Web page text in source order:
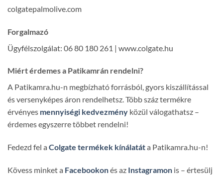
colgatepalmolive.com
Forgalmazó
Ügyfélszolgálat: 06 80 180 261 | www.colgate.hu
Miért érdemes a Patikamrán rendelni?
A Patikamra.hu-n megbízható forrásból, gyors kiszállítással
és versenyképes áron rendelhetsz. Több száz termékre
érvényes mennyiségi kedvezmény közül válogathatsz –
érdemes egyszerre többet rendelni!
Fedezd fel a Colgate termékek kínálatáta Patikamra.hu-n!
Kövess minket a Facebookonés az Instagramon is – értesülj